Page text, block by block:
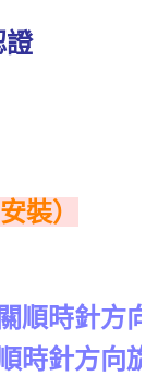
證
裝）
順時針方
時針方向旋